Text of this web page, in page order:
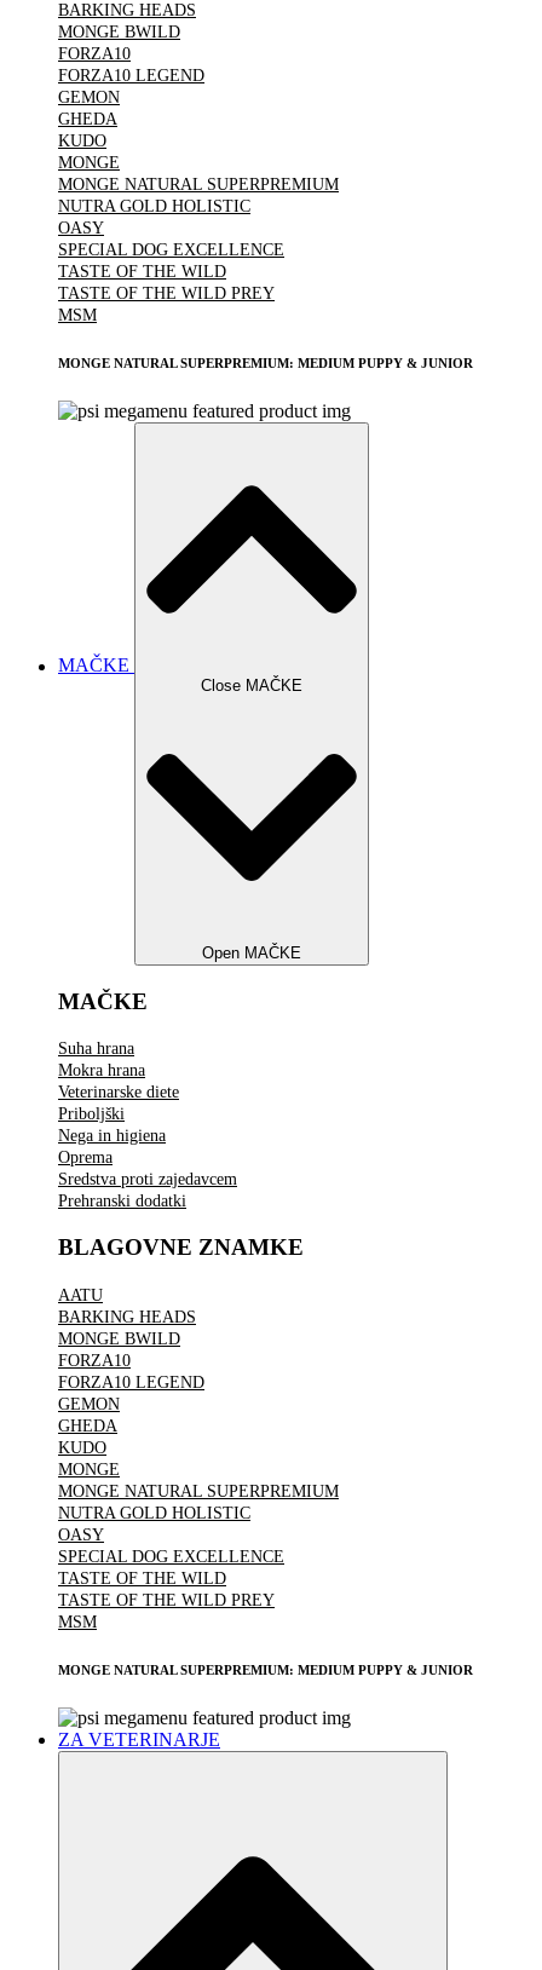
BARKING HEADS
MONGE BWILD
FORZA10
FORZA10 LEGEND
GEMON
GHEDA
KUDO
MONGE
MONGE NATURAL SUPERPREMIUM
NUTRA GOLD HOLISTIC
OASY
SPECIAL DOG EXCELLENCE
TASTE OF THE WILD
TASTE OF THE WILD PREY
MSM
MONGE NATURAL SUPERPREMIUM: MEDIUM PUPPY & JUNIOR
MAČKE
Close MAČKE
Open MAČKE
MAČKE
Suha hrana
Mokra hrana
Veterinarske diete
Priboljški
Nega in higiena
Oprema
Sredstva proti zajedavcem
Prehranski dodatki
BLAGOVNE ZNAMKE
AATU
BARKING HEADS
MONGE BWILD
FORZA10
FORZA10 LEGEND
GEMON
GHEDA
KUDO
MONGE
MONGE NATURAL SUPERPREMIUM
NUTRA GOLD HOLISTIC
OASY
SPECIAL DOG EXCELLENCE
TASTE OF THE WILD
TASTE OF THE WILD PREY
MSM
MONGE NATURAL SUPERPREMIUM: MEDIUM PUPPY & JUNIOR
ZA VETERINARJE